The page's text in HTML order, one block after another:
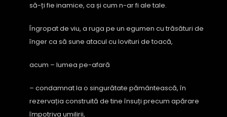
să-ți fie inamice, ca și cum n-ar fi ale tale.
Îngropat de viu, a ruga pe un egumen cu trăsături de
înger ca să sune atacul cu lovituri de toacă,
acum – lumea pe-afară
– condamnat la o singurătate pământească, în
rezervația construită de tine însuți precum apărare
împotriva umilirii,